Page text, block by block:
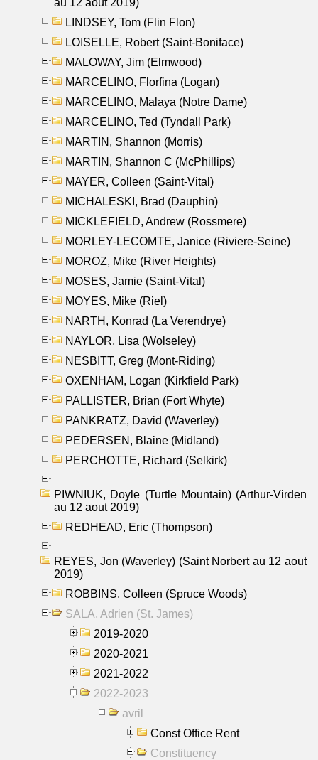
LINDSEY, Tom (Flin Flon)
LOISELLE, Robert (Saint-Boniface)
MALOWAY, Jim (Elmwood)
MARCELINO, Florfina (Logan)
MARCELINO, Malaya (Notre Dame)
MARCELINO, Ted (Tyndall Park)
MARTIN, Shannon (Morris)
MARTIN, Shannon C (McPhillips)
MAYER, Colleen (Saint-Vital)
MICHALESKI, Brad (Dauphin)
MICKLEFIELD, Andrew (Rossmere)
MORLEY-LECOMTE, Janice (Riviere-Seine)
MOROZ, Mike (River Heights)
MOSES, Jamie (Saint-Vital)
MOYES, Mike (Riel)
NARTH, Konrad (La Verendrye)
NAYLOR, Lisa (Wolseley)
NESBITT, Greg (Mont-Riding)
OXENHAM, Logan (Kirkfield Park)
PALLISTER, Brian (Fort Whyte)
PANKRATZ, David (Waverley)
PEDERSEN, Blaine (Midland)
PERCHOTTE, Richard (Selkirk)
PIWNIUK, Doyle (Turtle Mountain) (Arthur-Virden
au 12 aout 2019)
REDHEAD, Eric (Thompson)
REYES, Jon (Waverley) (Saint Norbert au 12 aout
2019)
ROBBINS, Colleen (Spruce Woods)
SALA, Adrien (St. James)
2019-2020
2020-2021
2021-2022
2022-2023
avril
Const Office Rent
Constituency